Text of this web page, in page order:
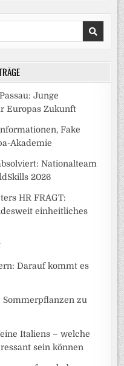
Junge
Europas Zukunft
Fake
Akademie
Nationalteam
2026
HR FRAGT:
einheitliches
Darauf kommt es
Sommerpflanzen zu
Italiens – welche
sein können